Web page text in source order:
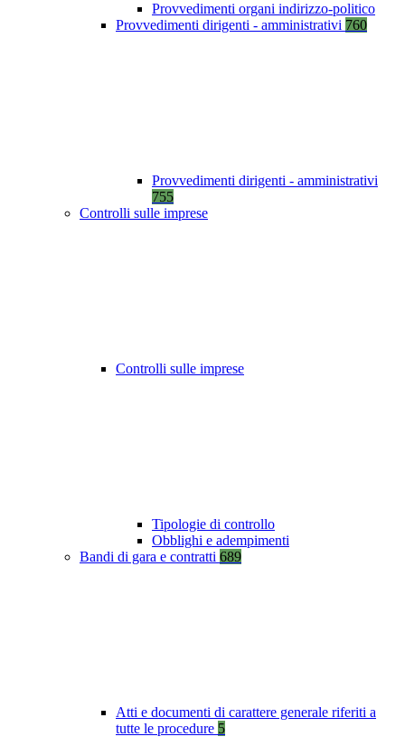
Provvedimenti organi indirizzo-politico
Provvedimenti dirigenti - amministrativi 760
Provvedimenti dirigenti - amministrativi
755
Controlli sulle imprese
Controlli sulle imprese
Tipologie di controllo
Obblighi e adempimenti
Bandi di gara e contratti 689
Atti e documenti di carattere generale riferiti a
tutte le procedure 5